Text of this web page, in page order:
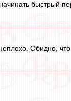
быстрый
Обидно,